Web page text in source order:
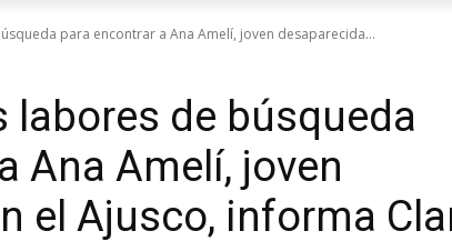
para encontrar a Ana Amelí, joven desaparecida...
labores de búsqueda
Ana Amelí, joven
el Ajusco, informa